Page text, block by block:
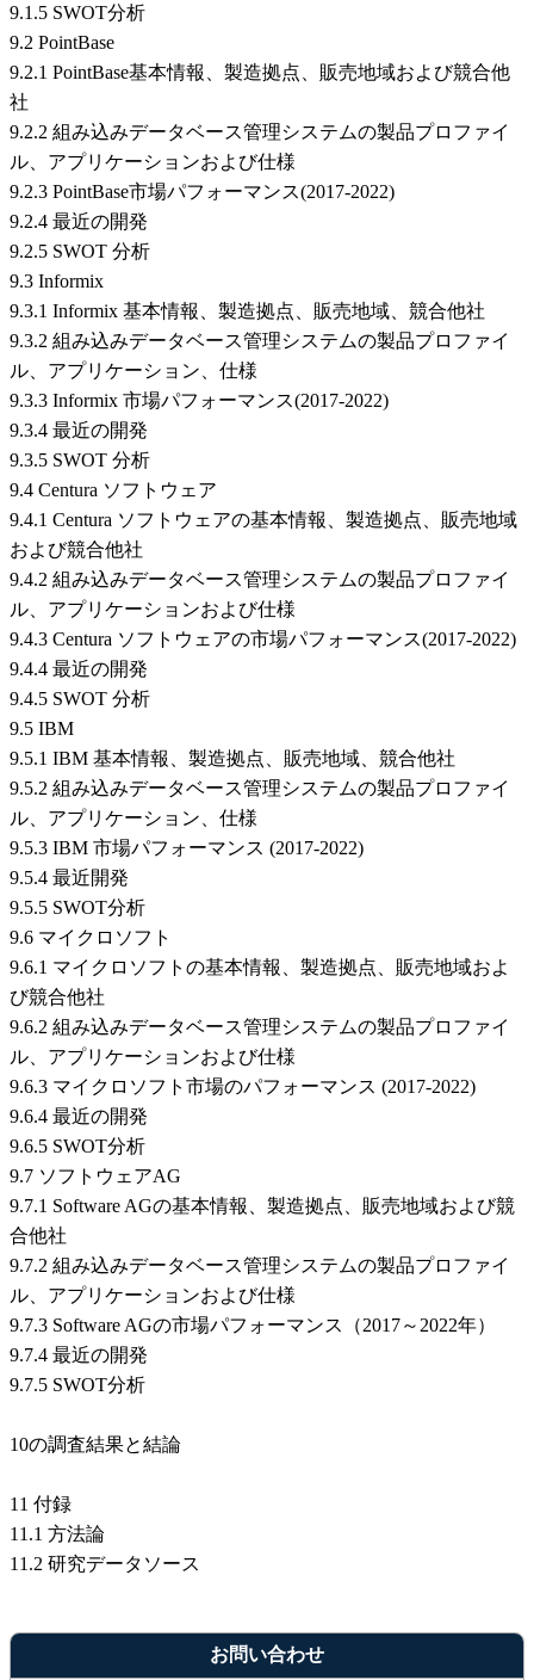
9.1.5 SWOT分析
9.2 PointBase
9.2.1 PointBase基本情報、製造拠点、販売地域および競合他
社
9.2.2 組み込みデータベース管理システムの製品プロファイ
ル、アプリケーションおよび仕様
9.2.3 PointBase市場パフォーマンス(2017-2022)
9.2.4 最近の開発
9.2.5 SWOT 分析
9.3 Informix
9.3.1 Informix 基本情報、製造拠点、販売地域、競合他社
9.3.2 組み込みデータベース管理システムの製品プロファイ
ル、アプリケーション、仕様
9.3.3 Informix 市場パフォーマンス(2017-2022)
9.3.4 最近の開発
9.3.5 SWOT 分析
9.4 Centura ソフトウェア
9.4.1 Centura ソフトウェアの基本情報、製造拠点、販売地域
および競合他社
9.4.2 組み込みデータベース管理システムの製品プロファイ
ル、アプリケーションおよび仕様
9.4.3 Centura ソフトウェアの市場パフォーマンス(2017-2022)
9.4.4 最近の開発
9.4.5 SWOT 分析
9.5 IBM
9.5.1 IBM 基本情報、製造拠点、販売地域、競合他社
9.5.2 組み込みデータベース管理システムの製品プロファイ
ル、アプリケーション、仕様
9.5.3 IBM 市場パフォーマンス (2017-2022)
9.5.4 最近開発
9.5.5 SWOT分析
9.6 マイクロソフト
9.6.1 マイクロソフトの基本情報、製造拠点、販売地域およ
び競合他社
9.6.2 組み込みデータベース管理システムの製品プロファイ
ル、アプリケーションおよび仕様
9.6.3 マイクロソフト市場のパフォーマンス (2017-2022)
9.6.4 最近の開発
9.6.5 SWOT分析
9.7 ソフトウェアAG
9.7.1 Software AGの基本情報、製造拠点、販売地域および競
合他社
9.7.2 組み込みデータベース管理システムの製品プロファイ
ル、アプリケーションおよび仕様
9.7.3 Software AGの市場パフォーマンス（2017～2022年）
9.7.4 最近の開発
9.7.5 SWOT分析
10の調査結果と結論
11 付録
11.1 方法論
11.2 研究データソース
お問い合わせ